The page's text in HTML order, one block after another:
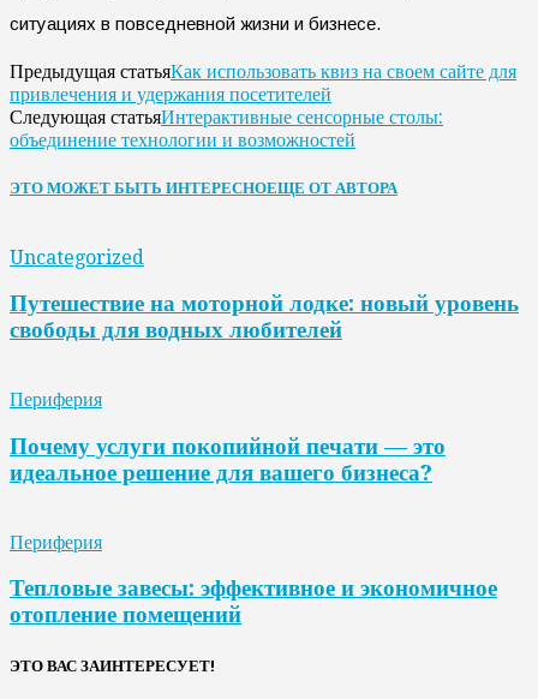
ситуациях в повседневной жизни и бизнесе.
Предыдущая статьяКак использовать квиз на своем сайте для
привлечения и удержания посетителей
Следующая статьяИнтерактивные сенсорные столы:
объединение технологии и возможностей
ЭТО МОЖЕТ БЫТЬ ИНТЕРЕСНОЕЩЕ ОТ АВТОРА
Uncategorized
Путешествие на моторной лодке: новый уровень
свободы для водных любителей
Периферия
Почему услуги покопийной печати — это
идеальное решение для вашего бизнеса?
Периферия
Тепловые завесы: эффективное и экономичное
отопление помещений
ЭТО ВАС ЗАИНТЕРЕСУЕТ!